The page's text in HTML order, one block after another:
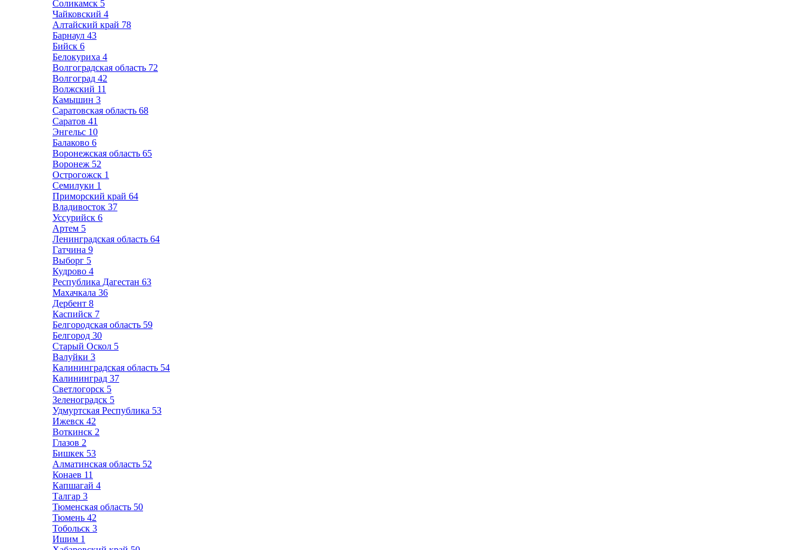
Соликамск 5
Чайковский 4
Алтайский край 78
Барнаул 43
Бийск 6
Белокуриха 4
Волгоградская область 72
Волгоград 42
Волжский 11
Камышин 3
Саратовская область 68
Саратов 41
Энгельс 10
Балаково 6
Воронежская область 65
Воронеж 52
Острогожск 1
Семилуки 1
Приморский край 64
Владивосток 37
Уссурийск 6
Артем 5
Ленинградская область 64
Гатчина 9
Выборг 5
Кудрово 4
Республика Дагестан 63
Махачкала 36
Дербент 8
Каспийск 7
Белгородская область 59
Белгород 30
Старый Оскол 5
Валуйки 3
Калининградская область 54
Калининград 37
Светлогорск 5
Зеленоградск 5
Удмуртская Республика 53
Ижевск 42
Воткинск 2
Глазов 2
Бишкек 53
Алматинская область 52
Конаев 11
Капшагай 4
Талгар 3
Тюменская область 50
Тюмень 42
Тобольск 3
Ишим 1